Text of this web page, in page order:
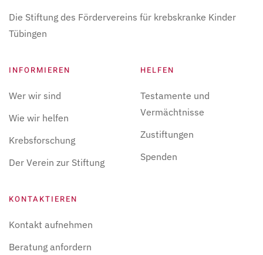
Die Stiftung des Fördervereins für krebskranke Kinder
Tübingen
INFORMIEREN
Wer wir sind
Wie wir helfen
Krebsforschung
Der Verein zur Stiftung
HELFEN
Testamente und
Vermächtnisse
Zustiftungen
Spenden
KONTAKTIEREN
Kontakt aufnehmen
Beratung anfordern